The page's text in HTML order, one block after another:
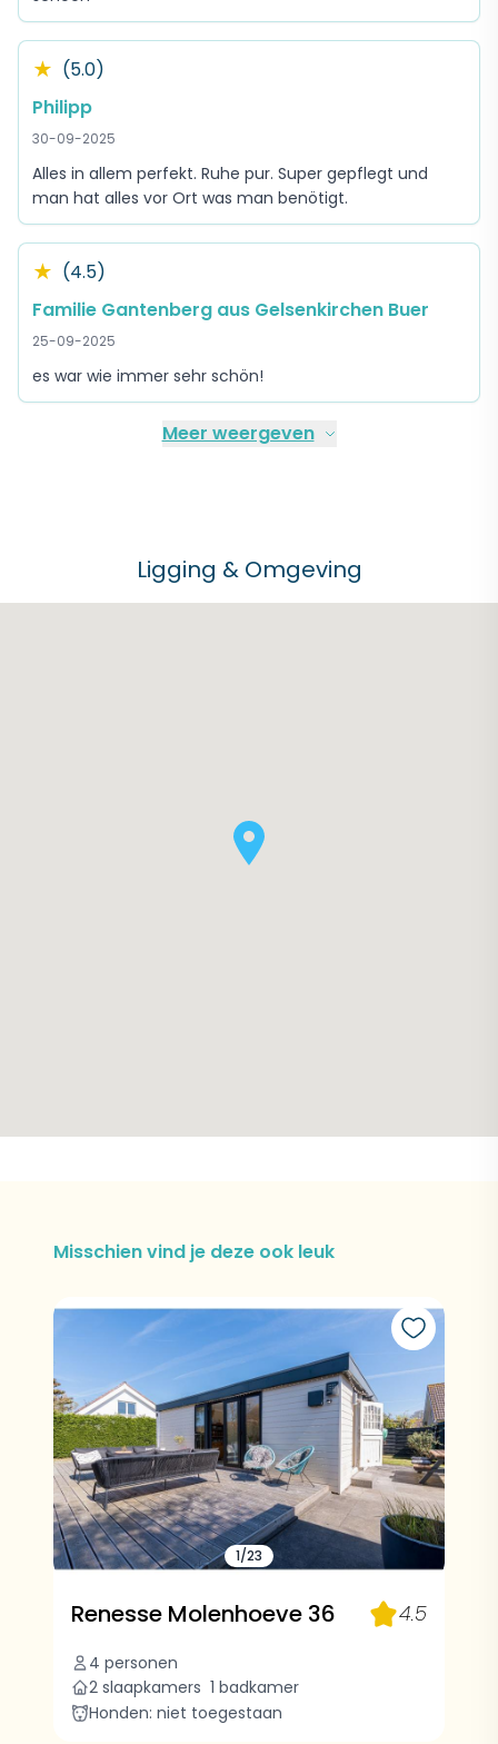
★ (5.0)
Philipp
30-09-2025
Alles in allem perfekt. Ruhe pur. Super gepflegt und
man hat alles vor Ort was man benötigt.
★ (4.5)
Familie Gantenberg aus Gelsenkirchen Buer
25-09-2025
es war wie immer sehr schön!
Meer weergeven
Ligging & Omgeving
Misschien vind je deze ook leuk
1/23
Renesse Molenhoeve 36
4 personen
2 slaapkamers 1 badkamer
Honden: niet toegestaan
4.5